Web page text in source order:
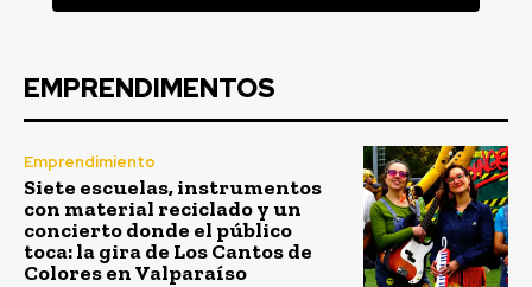
EMPRENDIMENTOS
Emprendimiento
Siete escuelas, instrumentos
con material reciclado y un
concierto donde el público
toca: la gira de Los Cantos de
Colores en Valparaíso